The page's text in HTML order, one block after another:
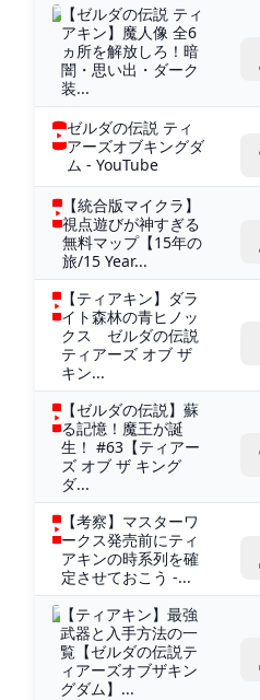
【ゼルダの伝説 ティ
アキン】魔人像 全6
ヵ所を解放しろ！暗
闇・思い出・ダーク
装...
ゼルダの伝説 ティ
アーズオブキングダ
ム - YouTube
【統合版マイクラ】
視点遊びが神すぎる
無料マップ【15年の
旅/15 Year...
【ティアキン】ダラ
イト森林の青ヒノッ
クス ゼルダの伝説
ティアーズ オブ ザ
キン...
【ゼルダの伝説】蘇
る記憶！魔王が誕
生！ #63【ティアー
ズ オブ ザ キング
ダ...
【考察】マスターワ
ークス発売前にティ
アキンの時系列を確
定させておこう -...
【ティアキン】最強
武器と入手方法の一
覧【ゼルダの伝説テ
ィアーズオブザキン
グダム】...